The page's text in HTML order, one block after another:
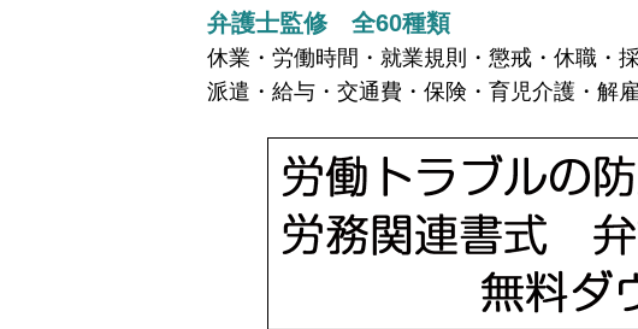
弁護士監修 全60種類
休業・労働時間・就業規則・懲戒・休職・
派遣・給与・交通費・保険・育児介護・解